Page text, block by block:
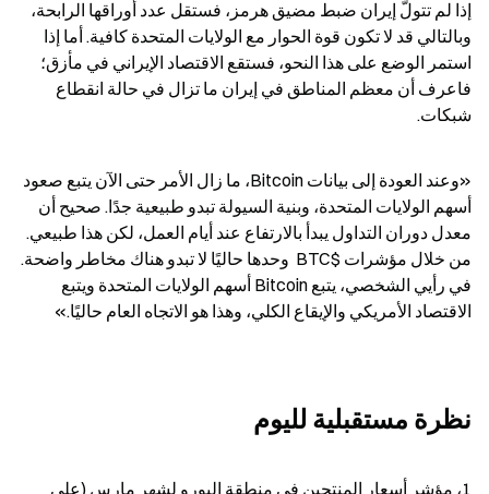
شبكات.
الاقتصاد الأمريكي والإيقاع الكلي، وهذا هو الاتجاه العام حاليًا.»
نظرة مستقبلية لليوم